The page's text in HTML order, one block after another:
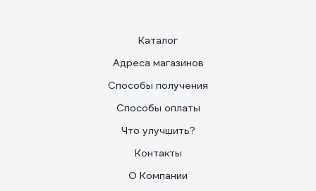
Каталог
Адреса магазинов
Способы получения
Способы оплаты
Что улучшить?
Контакты
О Компании